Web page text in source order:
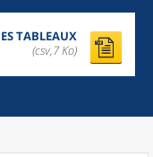
TABLEAUX
(csv,7 Ko)